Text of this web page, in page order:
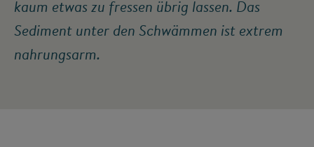
kaum etwas zu fressen übrig lassen. Das
Sediment unter den Schwämmen ist extrem
nahrungsarm.